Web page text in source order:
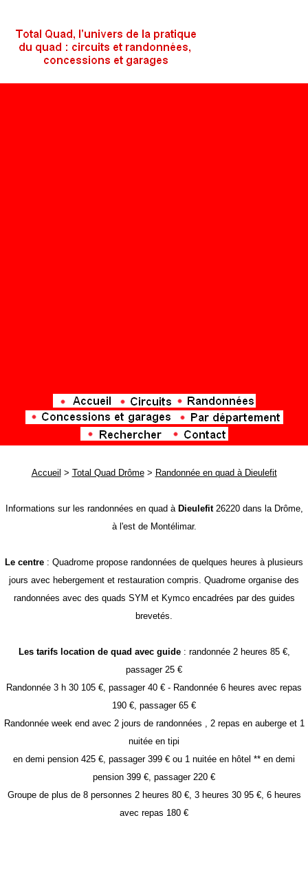
Accueil > Total Quad Drôme> Randonnée en quad à Dieulefit
Informations sur les randonnées en quad à Dieulefit26220 dans la Drôme,
à l'est de Montélimar.
Le centre : Quadrome propose randonnées de quelques heures à plusieurs
jours avec hebergement et restauration compris. Quadrome organise des
randonnées avec des quads SYM et Kymco encadrées par des guides
brevetés.
Les tarifs location de quad avec guide: randonnée 2 heures 85 €,
passager 25 €
Randonnée 3 h 30 105 €, passager 40 € - Randonnée 6 heures avec repas
190 €, passager 65 €
Randonnée week end avec 2 jours de randonnées , 2 repas en auberge et 1
nuitée en tipi
en demi pension 425 €, passager 399 € ou 1 nuitée en hôtel ** en demi
pension 399 €, passager 220 €
Groupe de plus de 8 personnes 2 heures 80 €, 3 heures 30 95 €, 6 heures
avec repas 180 €